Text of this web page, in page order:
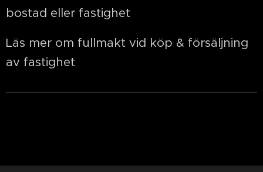
bostad eller fastighet
Läs mer om fullmakt vid köp & försäljning
av fastighet